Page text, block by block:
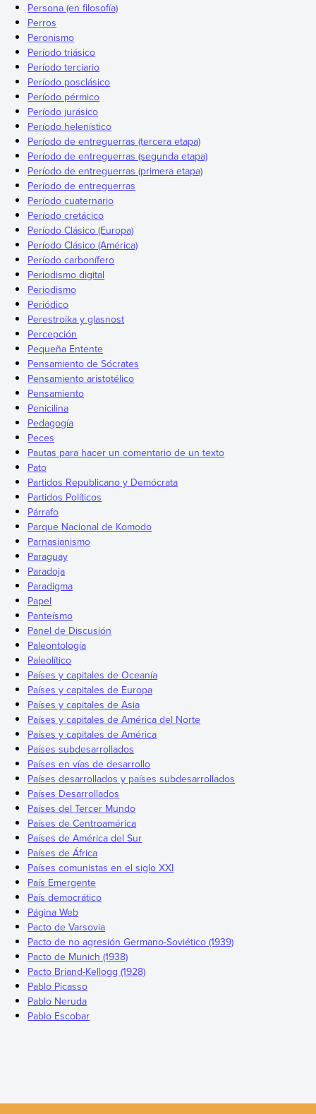
Persona (en filosofía)
Perros
Peronismo
Período triásico
Período terciario
Período posclásico
Período pérmico
Período jurásico
Período helenístico
Período de entreguerras (tercera etapa)
Período de entreguerras (segunda etapa)
Período de entreguerras (primera etapa)
Período de entreguerras
Período cuaternario
Período cretácico
Período Clásico (Europa)
Período Clásico (América)
Período carbonífero
Periodismo digital
Periodismo
Periódico
Perestroika y glasnost
Percepción
Pequeña Entente
Pensamiento de Sócrates
Pensamiento aristotélico
Pensamiento
Penicilina
Pedagogía
Peces
Pautas para hacer un comentario de un texto
Pato
Partidos Republicano y Demócrata
Partidos Políticos
Párrafo
Parque Nacional de Komodo
Parnasianismo
Paraguay
Paradoja
Paradigma
Papel
Panteísmo
Panel de Discusión
Paleontología
Paleolítico
Países y capitales de Oceanía
Países y capitales de Europa
Países y capitales de Asia
Países y capitales de América del Norte
Países y capitales de América
Países subdesarrollados
Países en vías de desarrollo
Países desarrollados y países subdesarrollados
Países Desarrollados
Países del Tercer Mundo
Países de Centroamérica
Países de América del Sur
Países de África
Países comunistas en el siglo XXI
País Emergente
País democrático
Página Web
Pacto de Varsovia
Pacto de no agresión Germano-Soviético (1939)
Pacto de Munich (1938)
Pacto Briand-Kellogg (1928)
Pablo Picasso
Pablo Neruda
Pablo Escobar